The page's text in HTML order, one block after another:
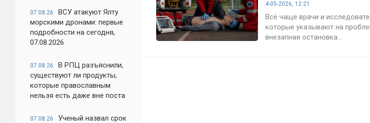
07.08.26
ВСУ атакуют Ялту
морскими дронами: первые
подробности на сегодня,
07.08.2026
07.08.26
В РПЦ разъяснили,
существуют ли продукты,
которые православным
нельзя есть даже вне поста
07.08.26
Ученый назвал срок
4-05-2026, 12:21
Всё чаще врачи и
которые указывают на
внезапная остановка...